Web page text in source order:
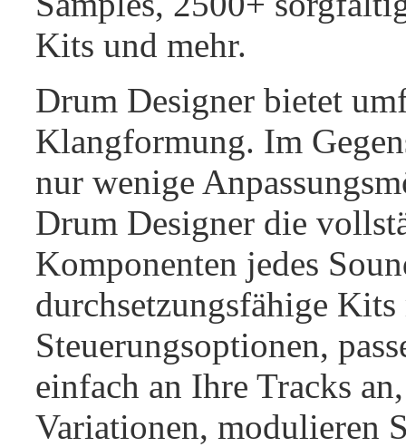
Kits und mehr.
Drum Designer bietet
Klangformung. Im
nur wenige
Drum Designer die
Komponenten jedes
durchsetzungsfähige
Steuerungsoptionen,
einfach an Ihre Tracks
Variationen, modulieren